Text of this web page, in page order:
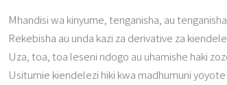
Mhandisi wa kinyume, tenganisha, au
Rekebisha au unda kazi za derivative za
Uza, toa, toa leseni ndogo au uhamishe haki
Usitumie kiendelezi hiki kwa madhumuni